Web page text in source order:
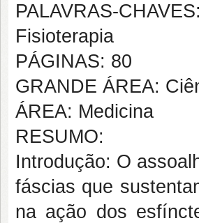
PALAVRAS-
Fisioterapia
PÁGINAS: 80
GRANDE ÁREA:
ÁREA: Medicina
RESUMO:
Introdução: O
fáscias que
na ação dos